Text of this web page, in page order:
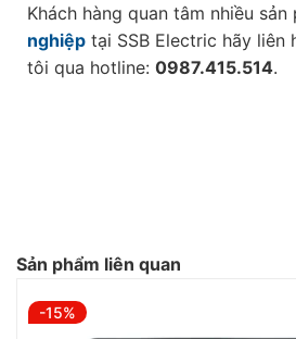
Khách hàng quan tâm nhiều sản
nghiệp tại SSB Electric hãy liên
tôi qua hotline: 0987.415.514.
Sản phẩm liên quan
-15%